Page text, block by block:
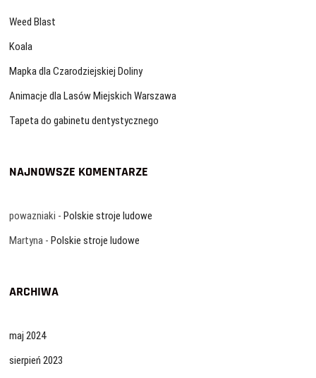
Weed Blast
Koala
Mapka dla Czarodziejskiej Doliny
Animacje dla Lasów Miejskich Warszawa
Tapeta do gabinetu dentystycznego
NAJNOWSZE KOMENTARZE
powazniaki -Polskie stroje ludowe
Martyna -Polskie stroje ludowe
ARCHIWA
maj 2024
sierpień 2023